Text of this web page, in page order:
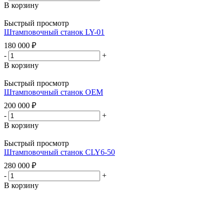
В корзину
Быстрый просмотр
Штамповочный станок LY-01
180 000 ₽
-
+
В корзину
Быстрый просмотр
Штамповочный станок OEM
200 000 ₽
-
+
В корзину
Быстрый просмотр
Штамповочный станок CLY6-50
280 000 ₽
-
+
В корзину